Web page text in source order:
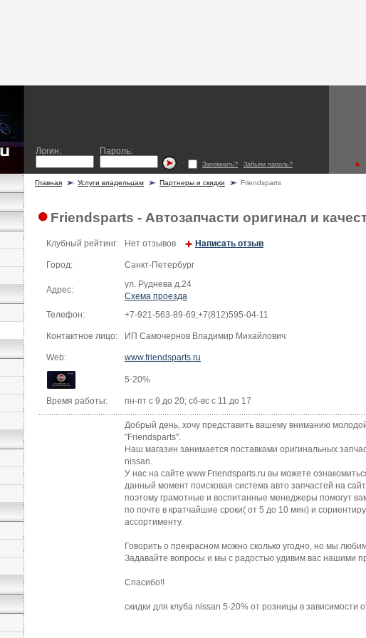
Логин: Пароль:
Запомнить? Забыли пароль?
Главная Услуги владельцам Партнеры и скидки Friendsparts
Friendsparts - Автозапчасти оригинал и
Клубный рейтинг: Нет отзывов Написать отзыв
Город: Санкт-Петербург
Адрес:
ул. Руднева д.24
Схема проезда
Телефон:
+7-921-563-89-69;+7(812)595-04-11
Контактное лицо: ИП Самочернов Владимир Михайлович
Web: www.friendsparts.ru
5-20%
Время работы: пн-пт с 9 до 20; сб-вс с 11 до 17
Добрый день, хочу представить вашему вниманию
"Friendsparts".
Наш магазин занимается поставками оригинальных
nissan.
У нас на сайте www.Friendsparts.ru вы можете
данный момент поисковая система авто запчастей на
поэтому грамотные и воспитанные менеджеры помогут
по почте в кратчайшие сроки( от 5 до 10 мин) и
ассортименту.
Говорить о прекрасном можно сколько угодно, но мы
Задавайте вопросы и мы с радостью удивим вас нашими
Спасибо!!
скидки для клуба nissan 5-20% от розницы в зависимости